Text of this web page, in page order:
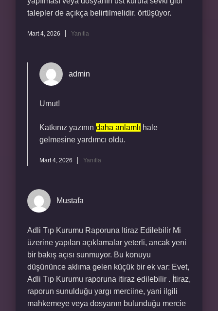
talepler de açıkça belirtilmelidir. örtüşüyor.
Mart 4, 2026 Yanıtla
admin
Umut!
Katkınız yazının daha anlamlı hale
gelmesine yardımcı oldu.
Mart 4, 2026 Yanıtla
Mustafa
Adli Tıp Kurumu Raporuna Itiraz Edilebilir Mi
üzerine yapılan açıklamalar yeterli, ancak yeni
bir bakış açısı sunmuyor. Bu konuyu
düşününce aklıma gelen küçük bir ek var: Evet,
Adli Tıp Kurumu raporuna itiraz edilebilir . İtiraz,
raporun sunulduğu yargı merciine, yani ilgili
mahkemeye veya dosyanın bulunduğu mercie